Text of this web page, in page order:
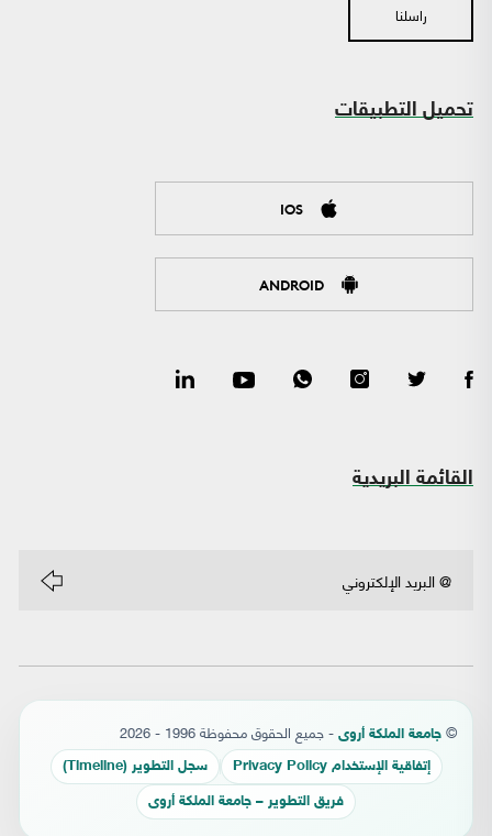
راسلنا
تحميل التطبيقات
IOS
ANDROID
القائمة البريدية
© جامعة الملكة أروى - جميع الحقوق محفوظة 1996 - 2026
إتفاقية الإستخدام Privacy Policy سجل التطوير (Timeline)
فريق التطوير – جامعة الملكة أروى